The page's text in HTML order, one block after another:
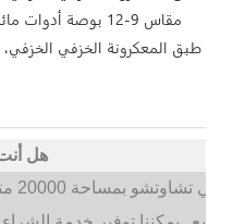
هل
20000 متر مربع ومكتب مبيعات (